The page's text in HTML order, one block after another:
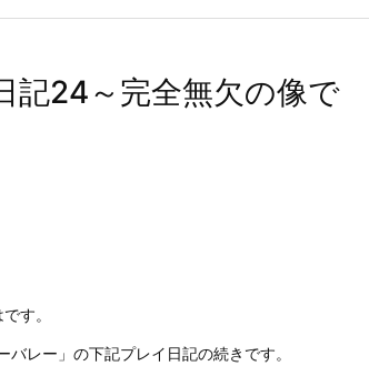
記24～完全無欠の像で
す。
レー」の下記プレイ日記の続きです。